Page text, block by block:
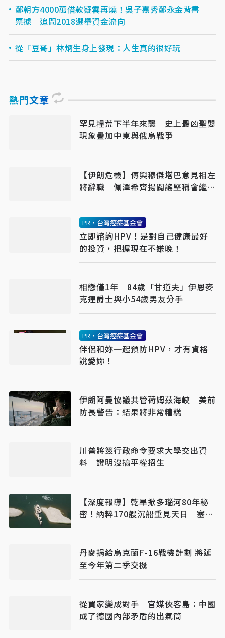
鄭朝方4000萬借款疑雲再燒！吳子嘉秀鄭永金背書
票據 追問2018選舉資金流向
從「豆哥」林炳生身上發現：人生真的很好玩
熱門文章
罕見糧荒下半年來襲 史上最凶聖嬰
現象疊加中東與俄烏戰爭
【伊朗危機】傳與穆傑塔巴意見相左
將辭職 佩澤希齊揚闢謠堅稱會繼續
總統職務
PR・台灣癌症基金會
立即諮詢HPV！是對自己健康最好
的投資，把握現在不嫌晚！
相戀僅1年 84歲「甘道夫」伊恩麥
克連爵士與小54歲男友分手
PR・台灣癌症基金會
伴侶和妳一起預防HPV，才有資格
說愛妳！
伊朗阿曼協議共管荷姆茲海峽 美前
防長警告：結果將非常糟糕
川普將簽行政命令要求大學交出資
料 證明沒搞平權招生
【深度報導】乾旱掀多瑙河80年秘
密！納粹170艘沉船重見天日 塞爾
維亞砸數億清障救航運命脈
丹麥捐給烏克蘭F-16戰機計劃 將延
至今年第二季交機
從買家變成對手 官媒俠客島：中國
成了德國內部矛盾的出氣筒